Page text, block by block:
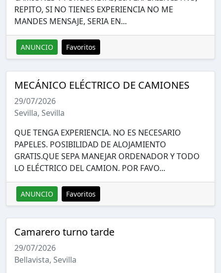
REPITO, SI NO TIENES EXPERIENCIA NO ME
MANDES MENSAJE, SERIA EN...
ANUNCIO Favoritos
MECÁNICO ELÉCTRICO DE CAMIONES
29/07/2026
Sevilla, Sevilla
QUE TENGA EXPERIENCIA. NO ES NECESARIO
PAPELES. POSIBILIDAD DE ALOJAMIENTO
GRATIS.QUE SEPA MANEJAR ORDENADOR Y TODO
LO ELÉCTRICO DEL CAMION. POR FAVO...
ANUNCIO Favoritos
Camarero turno tarde
29/07/2026
Bellavista, Sevilla